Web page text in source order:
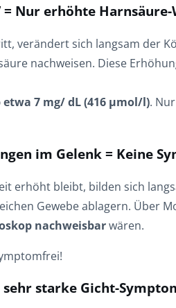
Nur erhöhte
verändert sich langsam der
nachweisen. Diese
7 mg/ dL (416 μmol/l).
im Gelenk = Keine
erhöht bleibt, bilden sich
Gewebe ablagern. Über
nachweisbarwären.
starke Gicht-